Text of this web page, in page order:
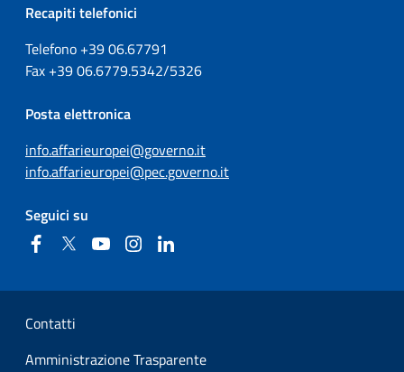
Recapiti telefonici
Telefono +3906.67791
Fax +3906.6779.5342/5326
Posta elettronica
info.affarieuropei@governo.it
info.affarieuropei@pec.governo.it
Seguici su
FacebookTwitter YouTubeInstagram
Sezione Link Utili
Contatti
Amministrazione Trasparente